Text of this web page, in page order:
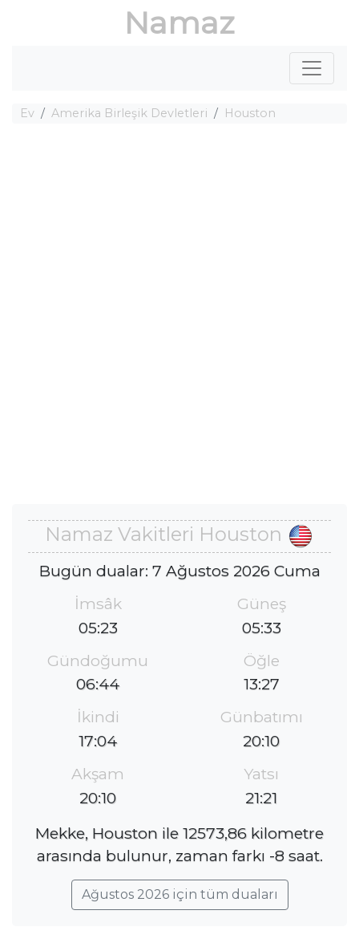
Namaz
Ev Amerika Birleşik Devletleri Houston
Namaz Vakitleri Houston
Bugün dualar: 7 Ağustos 2026 Cuma
İmsâk
05:23
Güneş
05:33
Gündoğumu
06:44
Öğle
13:27
İkindi
17:04
Günbatımı
20:10
Akşam
20:10
Yatsı
21:21
Mekke, Houston ile 12573,86 kilometre
arasında bulunur, zaman farkı -8 saat.
Ağustos 2026 için tüm duaları